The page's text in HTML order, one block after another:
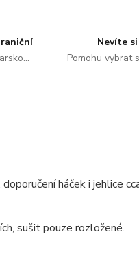
Nevíte
Pomohu vybrat
háček i jehlice
sušit pouze rozložené.